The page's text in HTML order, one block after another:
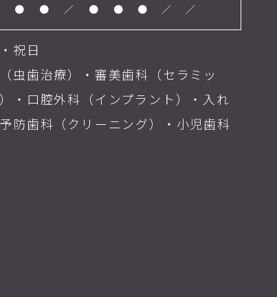
● ● ／ ● ● ● ／ ／
祝日
虫歯治療）・審美歯科（セラミッ
・口腔外科（インプラント）・入れ
防歯科（クリーニング）・小児歯科